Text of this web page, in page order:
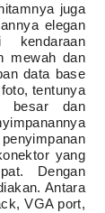
juga
elegan
mewah dan
data base
tentunya
besar dan
yang
Dengan
Antara
VGA port,